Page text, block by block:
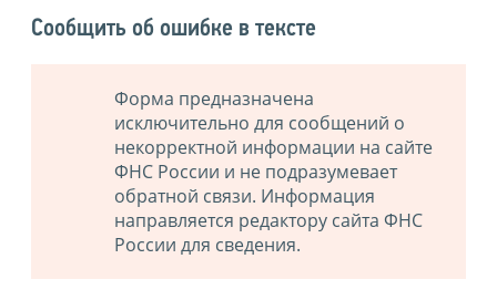
Сообщить об ошибке в тексте
Форма предназначена
исключительно для сообщений о
некорректной информации на сайте
ФНС России и не подразумевает
обратной связи. Информация
направляется редактору сайта ФНС
России для сведения.